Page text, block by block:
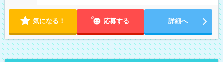
気になる！ 応募する 詳細へ